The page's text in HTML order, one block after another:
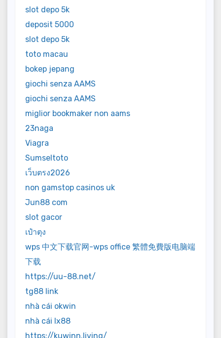
slot depo 5k
deposit 5000
slot depo 5k
toto macau
bokep jepang
giochi senza AAMS
giochi senza AAMS
miglior bookmaker non aams
23naga
Viagra
Sumseltoto
เว็บตรง2026
non gamstop casinos uk
Jun88 com
slot gacor
เป๋าตุง
wps 中文下载官网-wps office 繁體免費版电脑端
下载
https://uu-88.net/
tg88 link
nhà cái okwin
nhà cái lx88
https://kuwinn.living/